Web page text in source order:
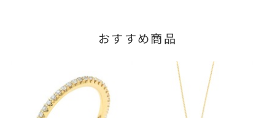
※刻印をお入れする場合は、プラ
ス約14営業日ほど頂戴しておりま
※連休等の都合上、通常よりお時
間がかかる場合がございます。
おすすめ商品